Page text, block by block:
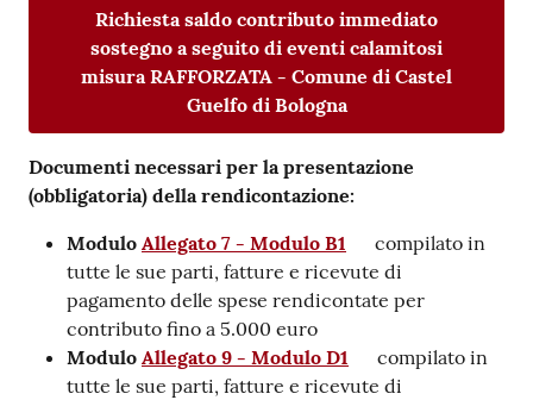
Richiesta saldo contributo immediato
sostegno a seguito di eventi calamitosi
misura RAFFORZATA - Comune di Castel
Guelfo di Bologna
Documenti necessari per la presentazione
(obbligatoria) della rendicontazione:
Modulo Allegato 7 - Modulo B1
compilato in
tutte le sue parti, fatture e ricevute di
pagamento delle spese rendicontate per
contributo fino a 5.000 euro
Modulo Allegato 9 - Modulo D1
compilato in
tutte le sue parti, fatture e ricevute di